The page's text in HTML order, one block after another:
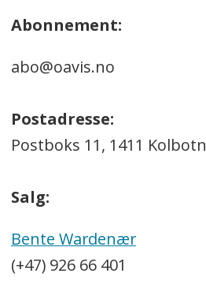
Abonnement:
abo@oavis.no
Postadresse:
Postboks 11, 1411 Kolbotn
Salg:
Bente Wardenær
(+47) 926 66 401